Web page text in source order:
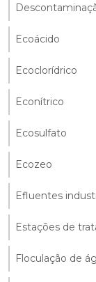
Ecoácido
Ecoclorídrico
Econítrico
Ecosulfato
Ecozeo
Efluentes
Estações de
Floculação de